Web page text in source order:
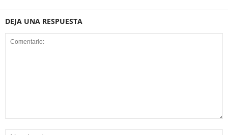
DEJA UNA RESPUESTA